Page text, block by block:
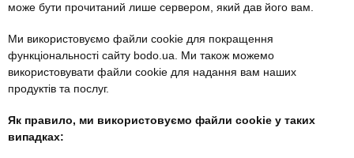
може бути прочитаний лише сервером, який дав його вам.
Ми використовуємо файли cookie для покращення
функціональності сайту bodo.ua. Ми також можемо
використовувати файли cookie для надання вам наших
продуктів та послуг.
Як правило, ми використовуємо файли cookie у таких
випадках: